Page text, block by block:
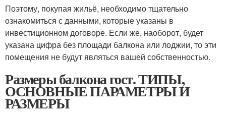
Поэтому, покупая жильё, необходимо тщательно
ознакомиться с данными, которые указаны в
инвестиционном договоре. Если же, наоборот, будет
указана цифра без площади балкона или лоджии, то эти
помещения не будут являться вашей собственностью.
Размеры балкона гост. ТИПЫ,
ОСНОВНЫЕ ПАРАМЕТРЫ И
РАЗМЕРЫ